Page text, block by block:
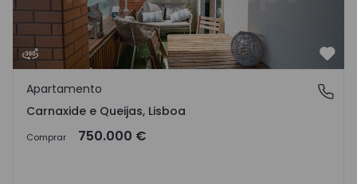
Carnaxide e Queijas, Lisboa
Apartamento
Carnaxide e Queijas, Lisboa
Comprar 750.000 €